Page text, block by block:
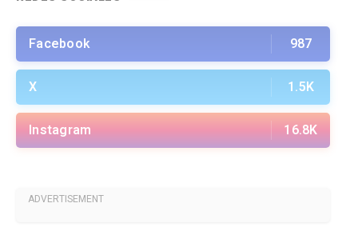
Facebook 987
X 1.5K
Instagram 16.8K
ADVERTISEMENT